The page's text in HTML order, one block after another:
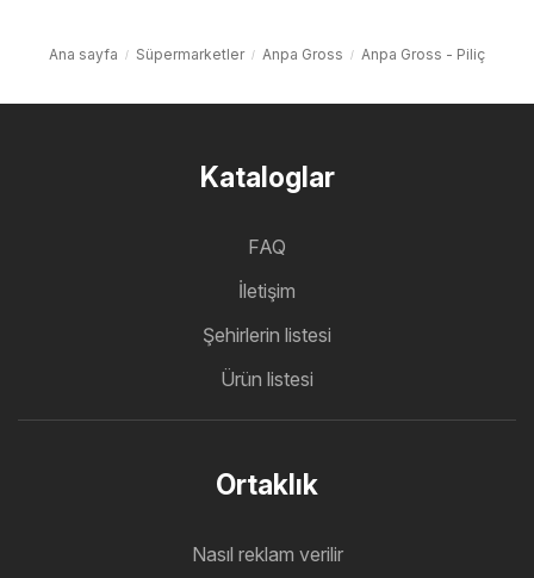
Ana sayfa Süpermarketler Anpa Gross Anpa Gross - Piliç
Kataloglar
FAQ
İletişim
Şehirlerin listesi
Ürün listesi
Ortaklık
Nasıl reklam verilir